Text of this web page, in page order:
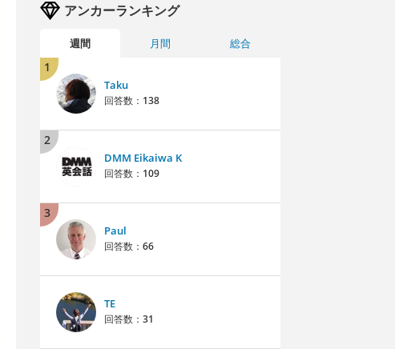
アンカーランキング
週間 月間 総合
1
Taku
回答数： 138
2
DMM Eikaiwa K
回答数： 109
3
Paul
回答数： 66
TE
回答数： 31